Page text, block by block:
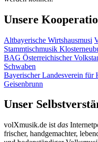
Unsere
Altbayerische Wirtshausmusi
Stammtischmusik
BAG Österreichischer
Schwaben
Bayerischer Landesverein für
Geisenbrunn
Unser
volXmusik.de ist das
frischer, handgemachter,